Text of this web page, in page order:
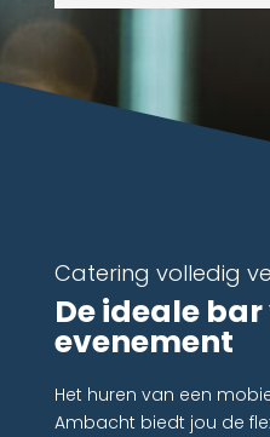
Catering volledig
De ideale
evenement
Het huren van een
Ambacht biedt jou de